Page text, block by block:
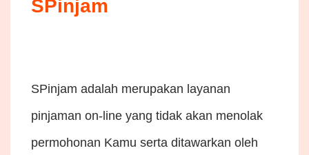
SPinjam
SPinjam adalah merupakan layanan
pinjaman on-line yang tidak akan menolak
permohonan Kamu serta ditawarkan oleh